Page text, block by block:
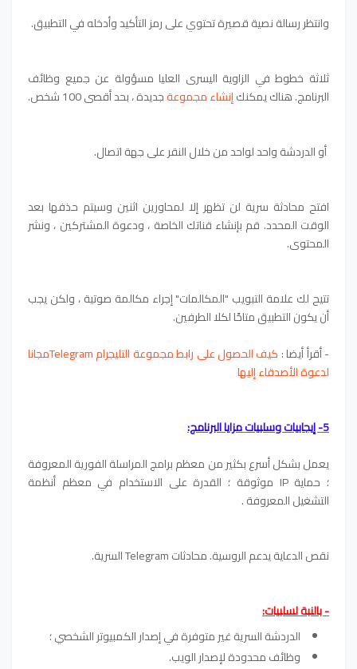
وانتظر رسالة نصية قصيرة تحتوي على رمز التأكيد وأدخله في التطبيق.
ثلاثة خطوط في الزاوية اليسرى العليا مسؤولة عن جميع وظائف
البرنامج. هناك يمكنكإنشاء مجموعةجديدة ، بحد أقصى 100 شخص.
أو الدردشة واحد لواحد من خلال النقر على جهة اتصال.
افتح محادثة سرية لن تظهر إلا لمحاورين اثنين وسيتم حذفها بعد
الوقت المحدد. قم بإنشاء قناتك الخاصة ، ودعوة المشتركين ، ونشر
المحتوى.
تتيح لك علامة التبويب "المكالمات" إجراء مكالمة صوتية ، ولكن يجب
أن يكون التطبيق متاحًا لكلا الطرفين.
- أقرأ أيضا :
كيف الحصول على رابط مجموعة التليجرام Telegramمجانا
لدعوة الأصدقاء إليها
5- إيجابيات وسلبيات مزايا البرنامج:
يعمل بشكل أسرع بكثير من معظم برامج المراسلة الفورية المعروفة
؛ حماية IP موثوقة ؛ القدرة على الاستخدام في معظم أنظمة
التشغيل المعروفة .
نقص الدعاية يدعم الروسية. محادثات Telegram السرية.
- بالنبة لسلبيات:
الدردشة السرية غير متوفرة في إصدار الكمبيوتر الشخصي ؛
وظائف محدودة لإصدار الويب.